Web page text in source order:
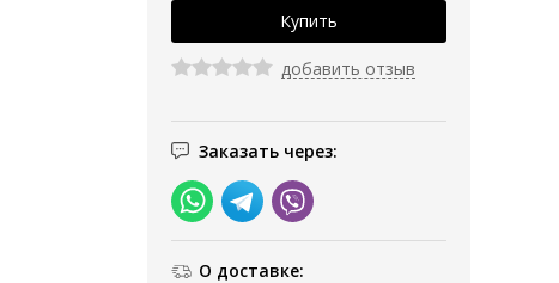
добавить отзыв
Заказать через:
О доставке: